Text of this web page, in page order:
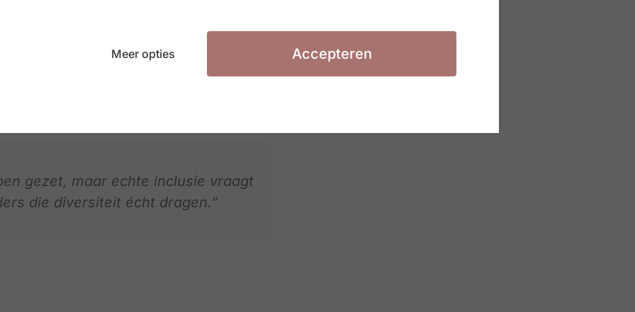
waarmaakt
overheid een voorbeeldfunctie heeft. Een
maar versterkt ook innovatie,
gezet, maar echte inclusie vraagt
die diversiteit écht dragen.”
Meer opties Accepteren